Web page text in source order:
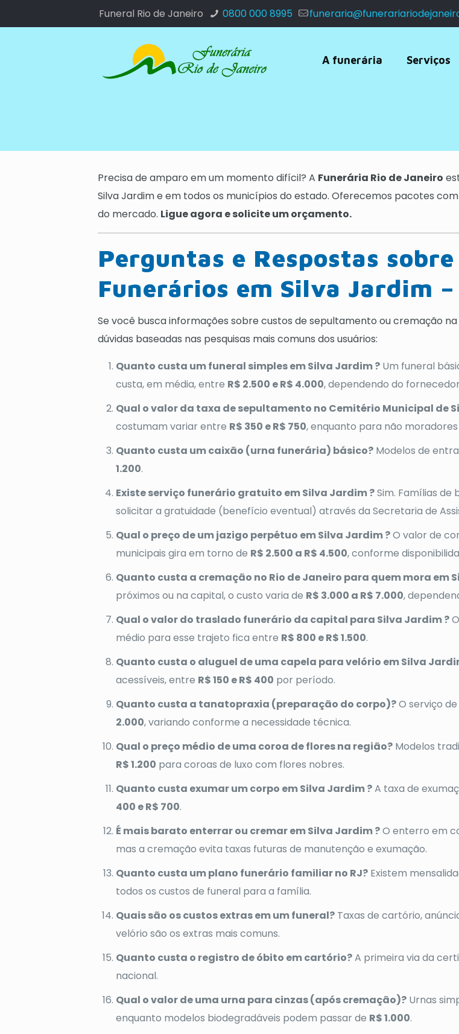
Funeral Rio de Janeiro 0800 000 8995
A funerária Serviços
Precisa de amparo em um momento difícil? A Funerária Rio de Janeiro
Silva Jardim e em todos os municípios do estado. Oferecemos pacotes
do mercado. Ligue agora e solicite um orçamento.
Perguntas e Respostas
Funerários em Silva Jardim –
Se você busca informações sobre custos de sepultamento ou cremação
dúvidas baseadas nas pesquisas mais comuns dos usuários:
Quanto custa um funeral simples em Silva Jardim ? Um funeral
custa, em média, entre R$ 2.500 e R$ 4.000, dependendo do
Qual o valor da taxa de sepultamento no Cemitério Municipal de
costumam variar entre R$ 350 e R$ 750, enquanto para não
Quanto custa um caixão (urna funerária) básico? Modelos de
1.200.
Existe serviço funerário gratuito em Silva Jardim ?Sim. Famílias de
solicitar a gratuidade (benefício eventual) através da Secretaria de
Qual o preço de um jazigo perpétuo em Silva Jardim ?O valor de
municipais gira em torno de R$ 2.500 a R$ 4.500, conforme
Quanto custa a cremação no Rio de Janeiro para quem mora em
próximos ou na capital, o custo varia de R$ 3.000 a R$ 7.000,
Qual o valor do traslado funerário da capital para Silva Jardim ?
médio para esse trajeto fica entre R$ 800 e R$ 1.500.
Quanto custa o aluguel de uma capela para velório em Silva
acessíveis, entre R$ 150 e R$ 400 por período.
Quanto custa a tanatopraxia (preparação do corpo)?O serviço
2.000, variando conforme a necessidade técnica.
Qual o preço médio de uma coroa de flores na região? Modelos
R$ 1.200 para coroas de luxo com flores nobres.
Quanto custa exumar um corpo em Silva Jardim ?A taxa de
400 e R$ 700.
É mais barato enterrar ou cremar em Silva Jardim ?O enterro em
mas a cremação evita taxas futuras de manutenção e exumação.
Quanto custa um plano funerário familiar no RJ? Existem
todos os custos de funeral para a família.
Quais são os custos extras em um funeral? Taxas de cartório,
velório são os extras mais comuns.
Quanto custa o registro de óbito em cartório?A primeira via da
nacional.
Qual o valor de uma urna para cinzas (após cremação)? Urnas
enquanto modelos biodegradáveis podem passar de R$ 1.000.